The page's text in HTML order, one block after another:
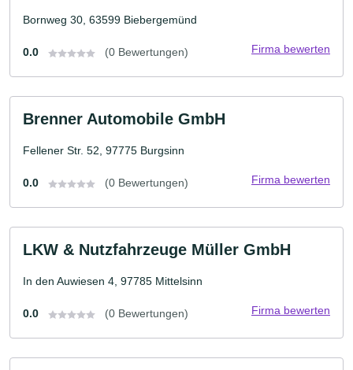
Bornweg 30, 63599 Biebergemünd
0.0 (0 Bewertungen) Firma bewerten
Brenner Automobile GmbH
Fellener Str. 52, 97775 Burgsinn
0.0 (0 Bewertungen) Firma bewerten
LKW & Nutzfahrzeuge Müller GmbH
In den Auwiesen 4, 97785 Mittelsinn
0.0 (0 Bewertungen) Firma bewerten